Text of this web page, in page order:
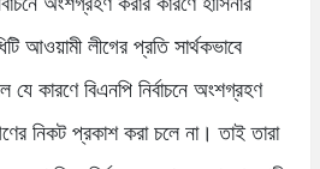
আওয়ামী লীগের প্রতি সার্থকভাবে
কারণে বিএনপি নির্বাচনে অংশগ্রহণ
নিকট প্রকাশ করা চলে না। তাই তারা